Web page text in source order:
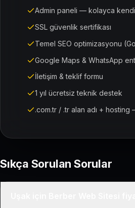
Admin paneli — kolayca
SSL güvenlik sertifikası
Temel SEO optimizasyonu
Google Maps & WhatsApp
İletişim & teklif formu
1 yıl ücretsiz teknik destek
.com.tr / .tr alan adı + hosting
Sıkça Sorulan Sorular